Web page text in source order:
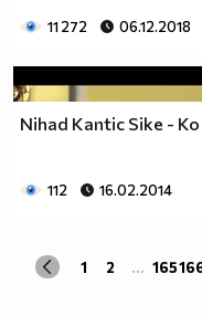
11 272 06.12.2018
Nihad Kantic Sike -
112 16.02.2014
1 2 ... 165